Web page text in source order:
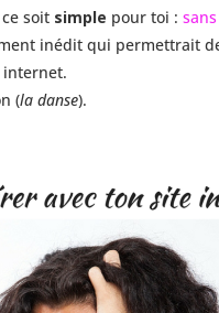
soit simple pour toi :
inédit qui permettrait
(la danse).